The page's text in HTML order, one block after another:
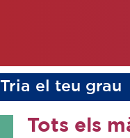
Tria el teu grau
Tots els